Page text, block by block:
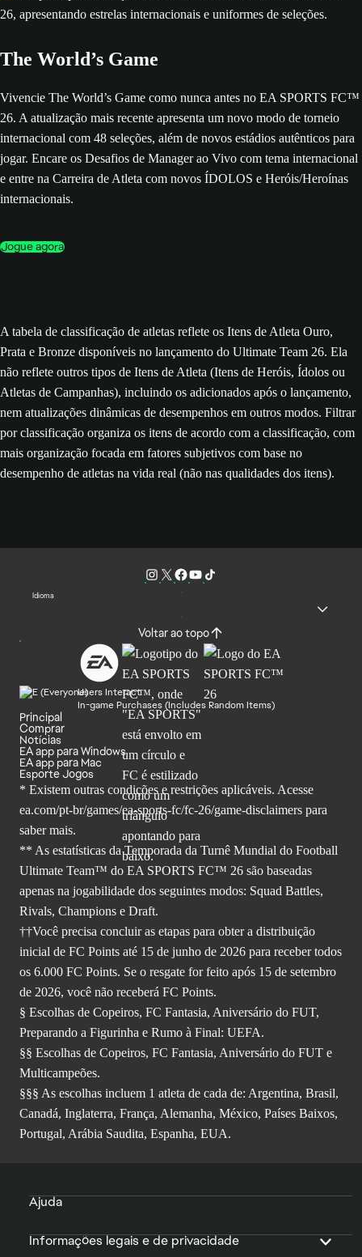
The World’s Game
Vivencie The World’s Game como nunca antes no EA SPORTS FC™
26. A atualização mais recente apresenta um novo modo de torneio
internacional com 48 seleções, além de novos estádios autênticos para
jogar. Encare os Desafios de Manager ao Vivo com tema internacional
e entre na Carreira de Atleta com novos ÍDOLOS e Heróis/Heroínas
internacionais.
Jogue agora
A tabela de classificação de atletas reflete os Itens de Atleta Ouro,
Prata e Bronze disponíveis no lançamento do Ultimate Team 26. Ela
não reflete outros tipos de Itens de Atleta (Itens de Heróis, Ídolos ou
Atletas de Campanhas), incluindo os adicionados após o lançamento,
nem atualizações dinâmicas de desempenhos em outros modos. Filtrar
por classificação organiza os itens de acordo com a classificação, com
mais organização focada em fatores subjetivos com base no
desempenho de atletas na vida real (não nas qualidades dos itens).
Idioma
Voltar ao topo
Users Interact
In-game Purchases (Includes Random Items)
Principal
Comprar
Notícias
EA app para Windows
EA app para Mac
Esporte Jogos
* Existem outras condições e restrições aplicáveis. Acesse
ea.com/pt-br/games/ea-sports-fc/fc-26/game-disclaimers para
saber mais.
** As estatísticas da Temporada da Turnê Mundial do Football
Ultimate Team™ do EA SPORTS FC™ 26 são baseadas
apenas na jogabilidade dos seguintes modos: Squad Battles,
Rivals, Champions e Draft.
††Você precisa concluir as etapas para obter a distribuição
inicial de FC Points até 15 de junho de 2026 para receber todos
os 6.000 FC Points. Se o resgate for feito após 15 de setembro
de 2026, você não receberá FC Points.
§ Escolhas de Copeiros, FC Fantasia, Aniversário do FUT,
Preparando a Figurinha e Rumo à Final: UEFA.
§§ Escolhas de Copeiros, FC Fantasia, Aniversário do FUT e
Multicampeões.
§§§ As escolhas incluem 1 atleta de cada de: Argentina, Brasil,
Canadá, Inglaterra, França, Alemanha, México, Países Baixos,
Portugal, Arábia Saudita, Espanha, EUA.
Ajuda
Informações legais e de privacidade